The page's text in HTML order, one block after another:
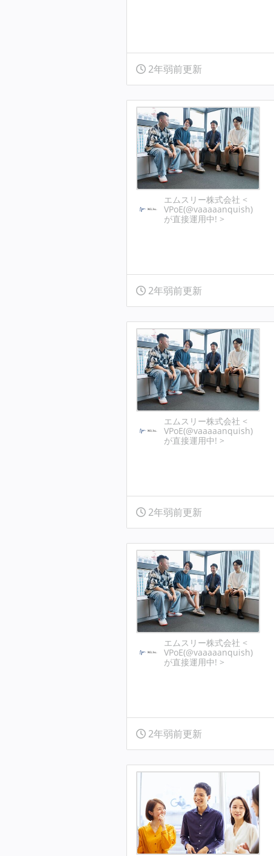
2年弱前更新
エムスリー株式会社 <
VPoE(@vaaaaanquish)
が直接運用中! >
2年弱前更新
エムスリー株式会社 <
VPoE(@vaaaaanquish)
が直接運用中! >
2年弱前更新
エムスリー株式会社 <
VPoE(@vaaaaanquish)
が直接運用中! >
2年弱前更新